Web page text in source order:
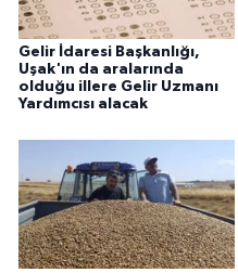
Gelir İdaresi Başkanlığı,
Uşak'ın da aralarında
olduğu illere Gelir Uzmanı
Yardımcısı alacak